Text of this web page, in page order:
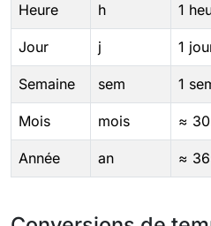
Heure h 1
Jour j 1
Semaine sem 1
Mois mois ≈
Année an ≈